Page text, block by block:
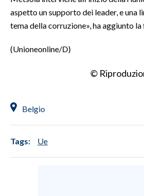
aspetto un supporto dei leader, e una
tema della corruzione», ha aggiunto la
(Unioneonline/D)
©
Belgio
Tags: Ue